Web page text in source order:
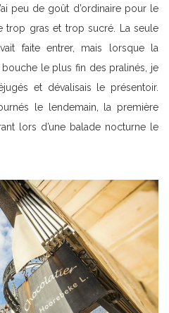
peu de goût d’ordinaire pour le
trop gras et trop sucré. La seule
faite entrer, mais lorsque la
le plus fin des pralinés, je
et dévalisais le présentoir.
le lendemain, la première
lors d’une balade nocturne le